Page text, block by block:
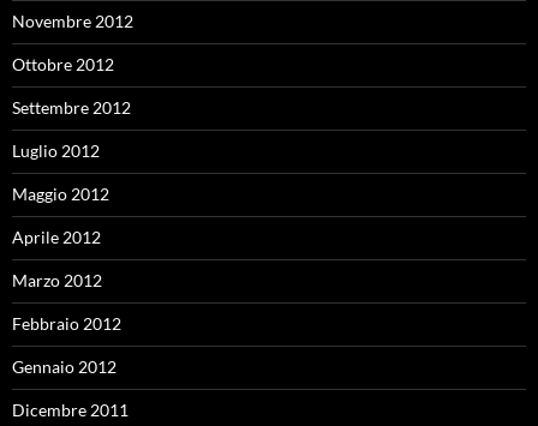
Novembre 2012
Ottobre 2012
Settembre 2012
Luglio 2012
Maggio 2012
Aprile 2012
Marzo 2012
Febbraio 2012
Gennaio 2012
Dicembre 2011